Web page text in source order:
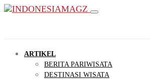
ARTIKEL
BERITA PARIWISATA
DESTINASI WISATA